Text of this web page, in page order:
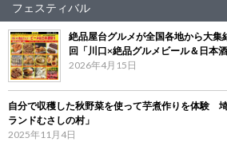
フェスティバル
絶品屋台グルメが全国各地から大
回「川口×絶品グルメビール＆日本
2026年4月15日
自分で収穫した秋野菜を使って芋煮作りを体験
ランドむさしの村」
2025年11月4日